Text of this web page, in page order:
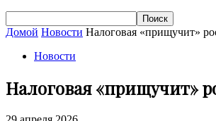
Домой Новости Налоговая «прищучит»
Новости
Налоговая «прищучит»